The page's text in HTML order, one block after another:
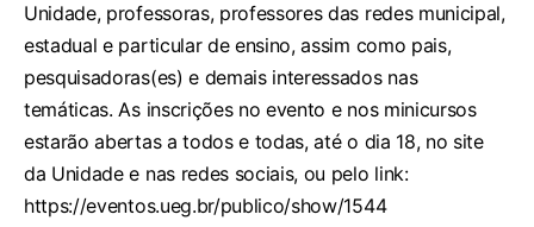
Unidade, professoras, professores das redes municipal,
estadual e particular de ensino, assim como pais,
pesquisadoras(es) e demais interessados nas
temáticas. As inscrições no evento e nos minicursos
estarão abertas a todos e todas, até o dia 18, no site
da Unidade e nas redes sociais, ou pelo link:
https://eventos.ueg.br/publico/show/1544